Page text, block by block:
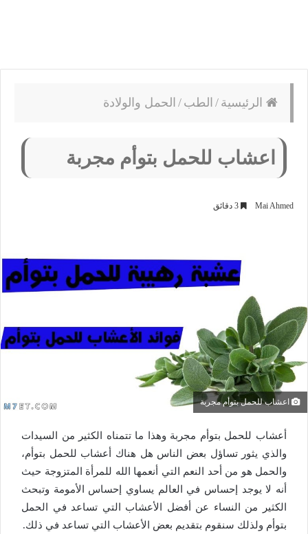
الرئيسية / الطب / الحمل والولادة
اعشاب للحمل بتوأم مجربة
Mai Ahmed
اعشاب للحمل بتوأم مجربة
أعشاب للحمل بتوأم مجربة وهذا ما تتمناه الكثير من السيدات
والذي يثور تساؤل بعض الناس هل هناك أعشاب للحمل بتوأم،
والحمل هو من أحد النعم التي أنعمها الله للمرأة المتزوجة حيث
أنه لا يوجد إحساس في العالم يساوي إحساس الأمومة وتبحث
الكثير من النساء عن أفضل الأعشاب التي تساعد في الحمل
بتوأم ولذلك سنقوم بتقديم بعض الأعشاب التي تساعد في ذلك.